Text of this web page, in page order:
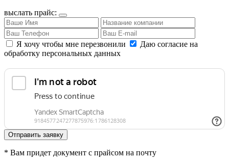
выслать прайс:
Я хочу чтобы мне перезвонили
Даю согласие на
обработку персональных данных
Отправить заявку
* Вам придет документ с прайсом на почту